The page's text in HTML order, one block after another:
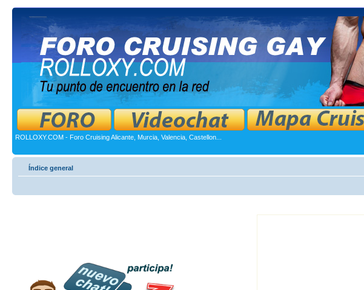
ROLLOXY.COM - Foro Cruising Alicante, Murcia, Valencia, Castellon...
Índice general